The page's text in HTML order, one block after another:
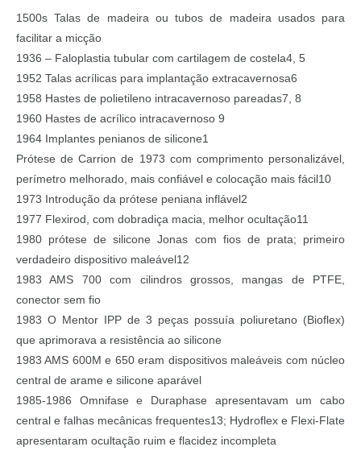
1500s Talas de madeira ou tubos de madeira usados para
facilitar a micção
1936 – Faloplastia tubular com cartilagem de costela4, 5
1952 Talas acrílicas para implantação extracavernosa6
1958 Hastes de polietileno intracavernoso pareadas7, 8
1960 Hastes de acrílico intracavernoso 9
1964 Implantes penianos de silicone1
Prótese de Carrion de 1973 com comprimento personalizável,
perímetro melhorado, mais confiável e colocação mais fácil10
1973 Introdução da prótese peniana inflável2
1977 Flexirod, com dobradiça macia, melhor ocultação11
1980 prótese de silicone Jonas com fios de prata; primeiro
verdadeiro dispositivo maleável12
1983 AMS 700 com cilindros grossos, mangas de PTFE,
conector sem fio
1983 O Mentor IPP de 3 peças possuía poliuretano (Bioflex)
que aprimorava a resistência ao silicone
1983 AMS 600M e 650 eram dispositivos maleáveis com núcleo
central de arame e silicone aparável
1985-1986 Omnifase e Duraphase apresentavam um cabo
central e falhas mecânicas frequentes13; Hydroflex e Flexi-Flate
apresentaram ocultação ruim e flacidez incompleta